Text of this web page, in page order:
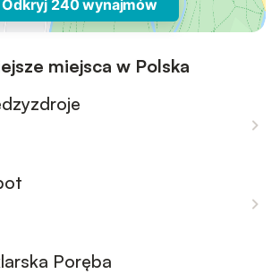
Odkryj 240 wynajmów
miejsca w Polska
Poręba